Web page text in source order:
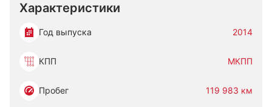
Характеристики
Год выпуска 2014
КПП МКПП
Пробег 119 983 км